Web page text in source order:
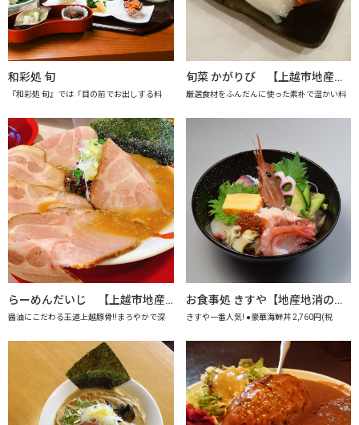
和彩処 旬
『和彩処 旬』では「目の前でお出しする料
旬菜 かがりび 【上越市地産地消推進の店認定店】
厳選食材をふんだんに使った素朴で温かい料
らーめんだいじ 【上越市地産地消推進の店認定店】
醤油にこだわる王道上越豚骨!!まろやかで深
お食事処 きすや【地産地消の店認定店】
きすや一番人気! ●豪華海鮮丼 2,760円(税